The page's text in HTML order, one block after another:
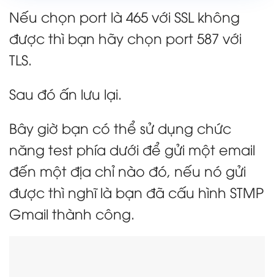
Nếu chọn port là 465 với SSL không
được thì bạn hãy chọn port 587 với
TLS.
Sau đó ấn lưu lại.
Bây giờ bạn có thể sử dụng chức
năng test phía dưới để gửi một email
đến một địa chỉ nào đó, nếu nó gửi
được thì nghĩ là bạn đã cấu hình STMP
Gmail thành công.